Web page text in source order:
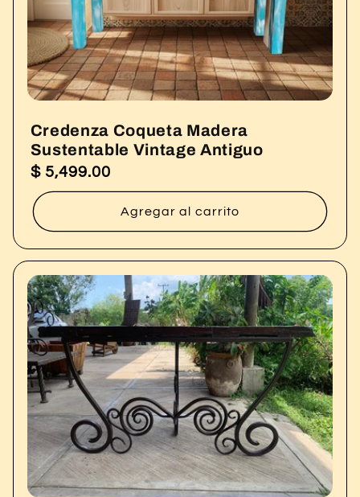
Credenza Coqueta Madera
Sustentable Vintage Antiguo
Precio
habitual
$ 5,499.00
Agregar al carrito